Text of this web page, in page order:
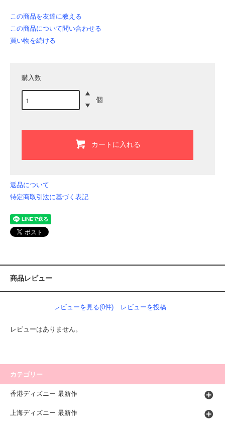
この商品を友達に教える
この商品について問い合わせる
買い物を続ける
購入数
個
カートに入れる
返品について
特定商取引法に基づく表記
商品レビュー
レビューを見る(0件) レビューを投稿
レビューはありません。
カテゴリー
香港ディズニー 最新作
上海ディズニー 最新作